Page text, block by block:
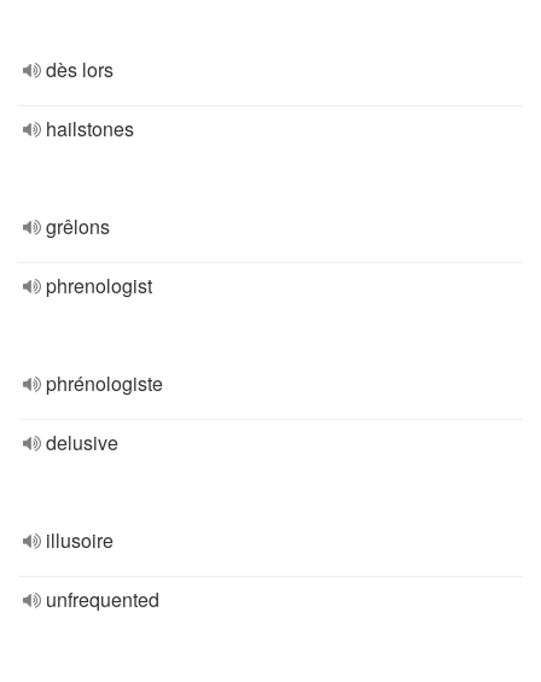
dès lors
hailstones
grêlons
phrenologist
phrénologiste
delusive
illusoire
unfrequented